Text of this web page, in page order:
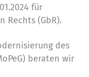
für
Rechts (GbR).
des
beraten wir